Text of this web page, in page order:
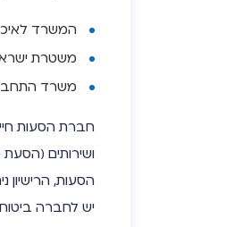
המשרד
משטרת
משרד
חברת הסעות
ושירותים
הסעות,
יש לחברה